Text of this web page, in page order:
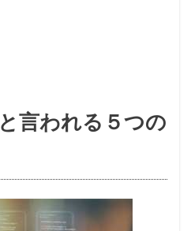
言われる５つの